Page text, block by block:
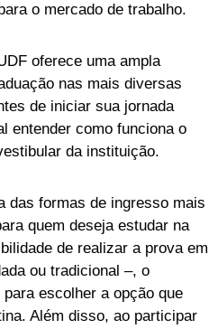
o mercado de trabalho.
oferece uma ampla
nas mais diversas
de iniciar sua jornada
entender como funciona o
da instituição.
das formas de ingresso mais
quem deseja estudar na
de realizar a prova em
ou tradicional –, o
escolher a opção que
Além disso, ao participar